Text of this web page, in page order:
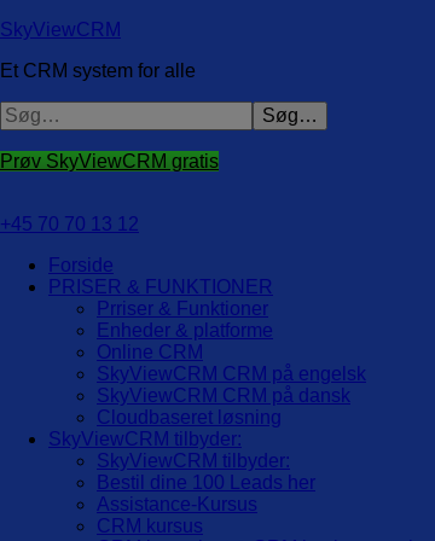
SkyViewCRM
Et CRM system for alle
Prøv SkyViewCRM gratis
+45 70 70 13 12
Forside
PRISER & FUNKTIONER
Prriser & Funktioner
Enheder & platforme
Online CRM
SkyViewCRM CRM på engelsk
SkyViewCRM CRM på dansk
Cloudbaseret løsning
SkyViewCRM tilbyder:
SkyViewCRM tilbyder:
Bestil dine 100 Leads her
Assistance-Kursus
CRM kursus